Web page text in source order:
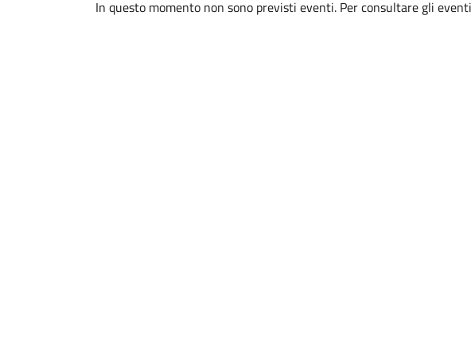
In questo momento non sono previsti eventi. Per consultare gli